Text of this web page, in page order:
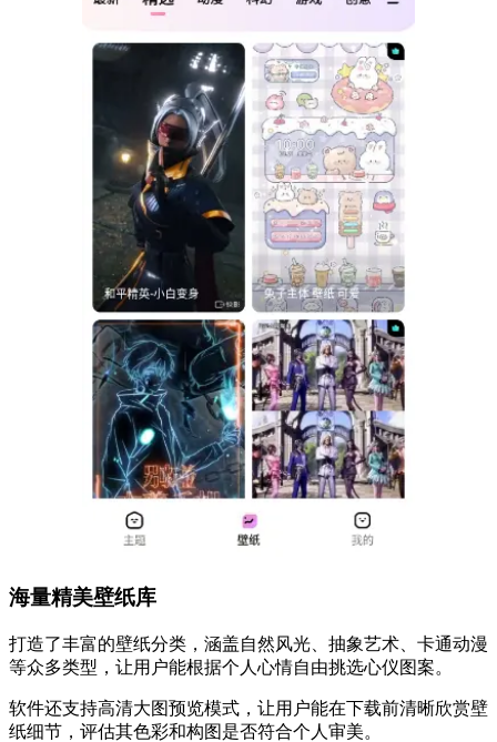
海量精美壁纸库​
打造了丰富的壁纸分类，涵盖自然风光、抽象艺术、卡通动漫
等众多类型，让用户能根据个人心情自由挑选心仪图案。
软件还支持高清大图预览模式，让用户能在下载前清晰欣赏壁
纸细节，评估其色彩和构图是否符合个人审美。